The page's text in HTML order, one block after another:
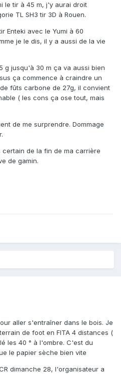
le tir à 45 m, j'y aurai droit
TL SH3 tir 3D à Rouen.
Enteki avec le Yumi à 60
je le dis, il y a aussi de la vie
g jusqu'à 30 m ça va aussi bien
ça commence à craindre un
fûts carbone de 27g, il convient
( les cons ça ose tout, mais
de me surprendre. Dommage
de la fin de ma carrière
de gamin.
aller s'entraîner dans le bois. Je
de foot en FITA 4 distances (
les 40 ° à l'ombre. C'est du
le papier sèche bien vite
dimanche 28, l'organisateur a